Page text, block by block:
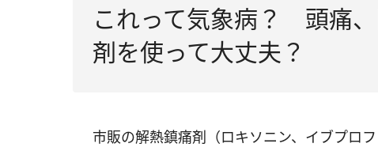
これって気象病？ 頭痛
剤を使って大丈夫？
市販の解熱鎮痛剤（ロキソニン、イブプロ